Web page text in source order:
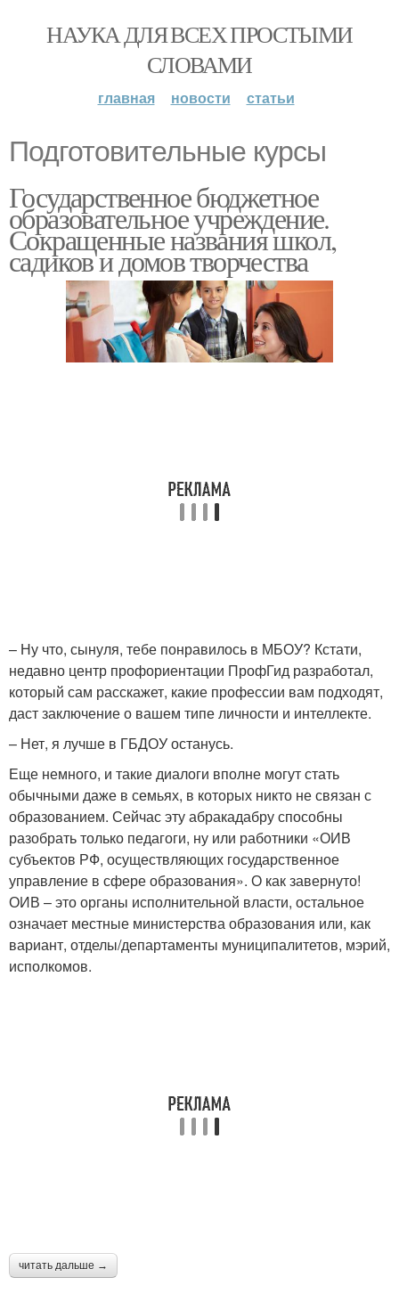
НАУКА ДЛЯ ВСЕХ ПРОСТЫМИ
СЛОВАМИ
главная новости статьи
Подготовительные курсы
Государственное бюджетное
образовательное учреждение.
Сокращенные названия школ,
садиков и домов творчества
– Ну что, сынуля, тебе понравилось в МБОУ? Кстати,
недавно центр профориентации ПрофГид разработал,
который сам расскажет, какие профессии вам подходят,
даст заключение о вашем типе личности и интеллекте.
– Нет, я лучше в ГБДОУ останусь.
Еще немного, и такие диалоги вполне могут стать
обычными даже в семьях, в которых никто не связан с
образованием. Сейчас эту абракадабру способны
разобрать только педагоги, ну или работники «ОИВ
субъектов РФ, осуществляющих государственное
управление в сфере образования». О как завернуто!
ОИВ – это органы исполнительной власти, остальное
означает местные министерства образования или, как
вариант, отделы/департаменты муниципалитетов, мэрий,
исполкомов.
читать дальше →